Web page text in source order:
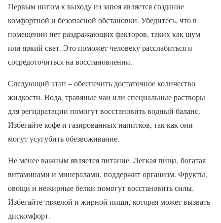
Первым шагом к выходу из запоя является создание
комфортной и безопасной обстановки. Убедитесь, что в
помещении нет раздражающих факторов, таких как шум
или яркий свет. Это поможет человеку расслабиться и
сосредоточиться на восстановлении.
Следующий этап – обеспечить достаточное количество
жидкости. Вода, травяные чаи или специальные растворы
для регидратации помогут восстановить водный баланс.
Избегайте кофе и газированных напитков, так как они
могут усугубить обезвоживание.
Не менее важным является питание. Легкая пища, богатая
витаминами и минералами, поддержит организм. Фрукты,
овощи и нежирные белки помогут восстановить силы.
Избегайте тяжелой и жирной пищи, которая может вызвать
дискомфорт.